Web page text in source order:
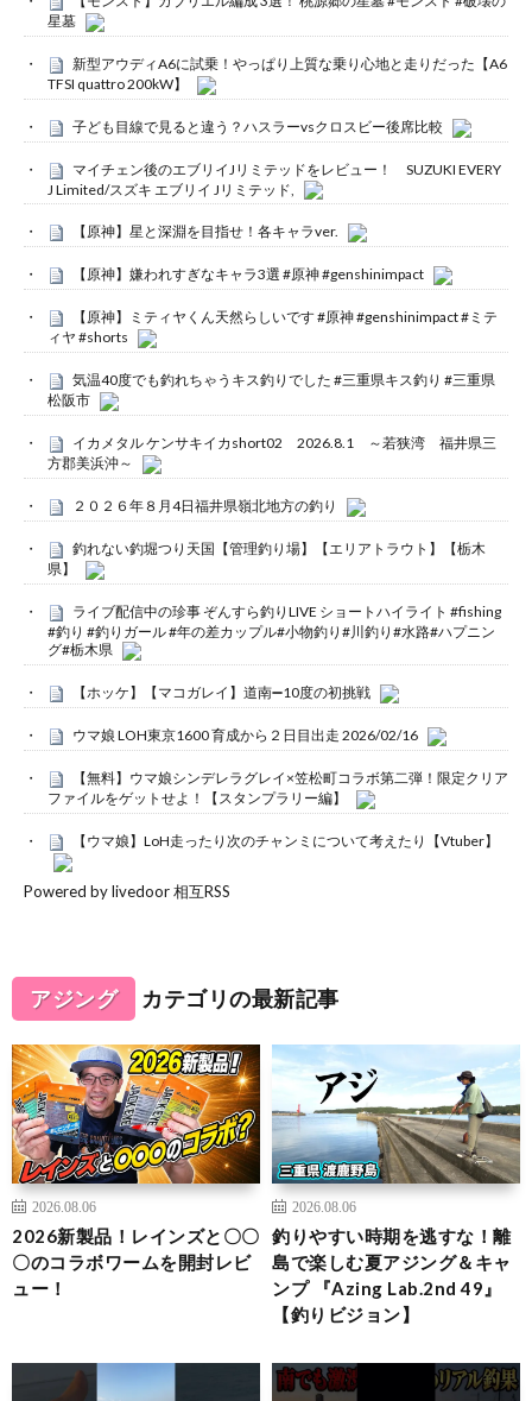
星墓
新型アウディA6に試乗！やっぱり上質な乗り心地と走りだった【A6
TFSI quattro 200kW】
子ども目線で見ると違う？ハスラーvsクロスビー後席比較
マイチェン後のエブリイJリミテッドをレビュー！ SUZUKI EVERY
J Limited/スズキ エブリイ Jリミテッド,
【原神】星と深淵を目指せ！各キャラver.
【原神】嫌われすぎなキャラ3選 #原神 #genshinimpact
【原神】ミティヤくん天然らしいです #原神 #genshinimpact #ミテ
ィヤ #shorts
気温40度でも釣れちゃうキス釣りでした #三重県キス釣り #三重県
松阪市
イカメタル ケンサキイカshort02 2026.8.1 ～若狭湾 福井県三
方郡美浜沖～
２０２６年８月4日福井県嶺北地方の釣り
釣れない釣堀つり天国【管理釣り場】【エリアトラウト】【栃木
県】
ライブ配信中の珍事 ぞんすら釣りLIVE ショートハイライト #fishing
#釣り #釣りガール #年の差カップル#小物釣り#川釣り#水路#ハプニン
グ#栃木県
【ホッケ】【マコガレイ】道南➖10度の初挑戦
ウマ娘 LOH東京1600 育成から２日目出走 2026/02/16
【無料】ウマ娘シンデレラグレイ×笠松町コラボ第二弾！限定クリア
ファイルをゲットせよ！【スタンプラリー編】
【ウマ娘】LoH走ったり次のチャンミについて考えたり【Vtuber】
Powered by livedoor 相互RSS
アジング カテゴリの最新記事
2026.08.06
2026新製品！レインズと〇〇
〇のコラボワームを開封レビ
ュー！
2026.08.06
釣りやすい時期を逃すな！離
島で楽しむ夏アジング＆キャ
ンプ 『Azing Lab.2nd 49』
【釣りビジョン】